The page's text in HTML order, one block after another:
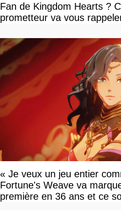
Fan de Kingdom Hearts ?
prometteur va vous
« Je veux un jeu entier
Fortune's Weave va
première en 36 ans et ce